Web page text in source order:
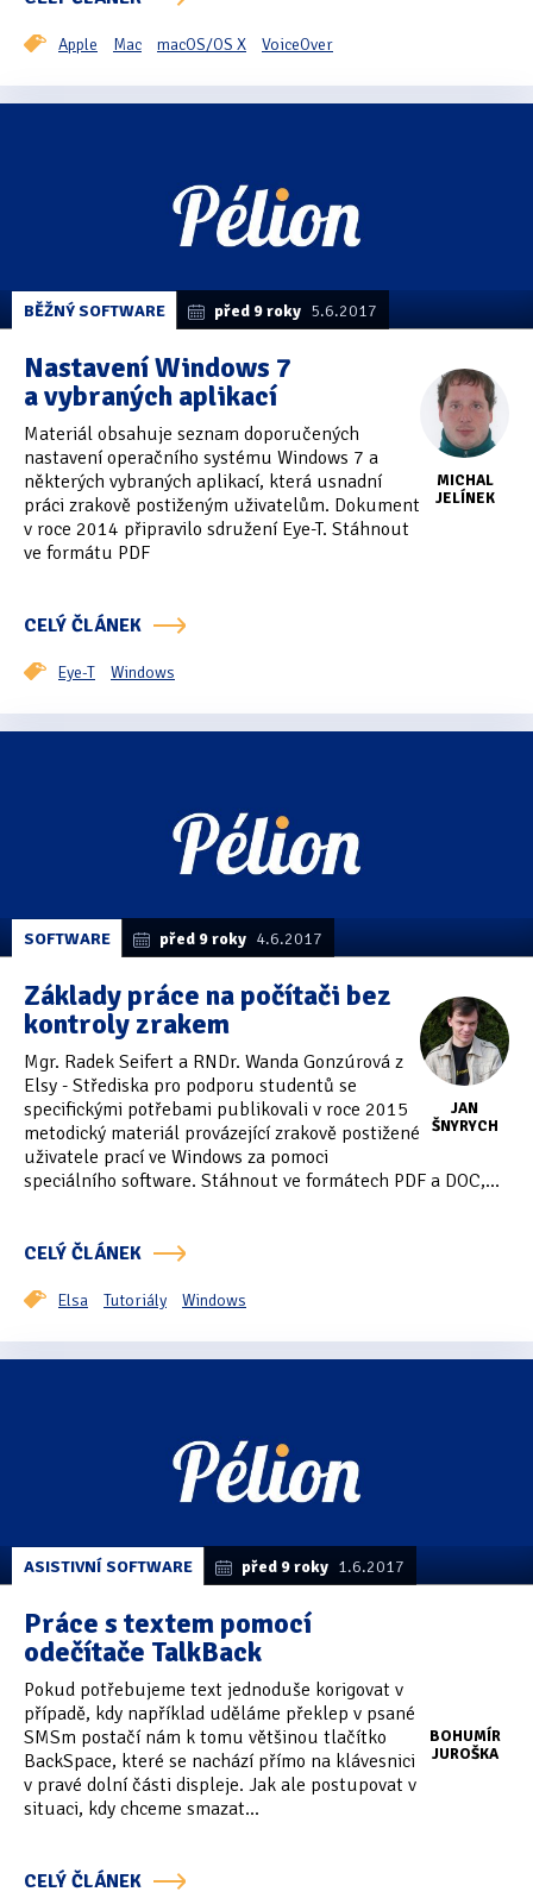
Apple Mac macOS/OS X VoiceOver
BĚŽNÝ SOFTWARE před 9 roky 5.6.2017
MICHAL
JELÍNEK
Nastavení Windows 7
a vybraných aplikací
Materiál obsahuje seznam doporučených
nastavení operačního systému Windows 7 a
některých vybraných aplikací, která usnadní
práci zrakově postiženým uživatelům. Dokument
v roce 2014 připravilo sdružení Eye-T. Stáhnout
ve formátu PDF
CELÝ ČLÁNEK
Eye-T Windows
SOFTWARE před 9 roky 4.6.2017
JAN
ŠNYRYCH
Základy práce na počítači bez
kontroly zrakem
Mgr. Radek Seifert a RNDr. Wanda Gonzúrová z
Elsy - Střediska pro podporu studentů se
specifickými potřebami publikovali v roce 2015
metodický materiál provázející zrakově postižené
uživatele prací ve Windows za pomoci
speciálního software. Stáhnout ve formátech PDF a DOC,...
CELÝ ČLÁNEK
Elsa Tutoriály Windows
ASISTIVNÍ SOFTWARE před 9 roky 1.6.2017
BOHUMÍR
JUROŠKA
Práce s textem pomocí
odečítače TalkBack
Pokud potřebujeme text jednoduše korigovat v
případě, kdy například uděláme překlep v psané
SMSm postačí nám k tomu většinou tlačítko
BackSpace, které se nachází přímo na klávesnici
v pravé dolní části displeje. Jak ale postupovat v
situaci, kdy chceme smazat...
CELÝ ČLÁNEK